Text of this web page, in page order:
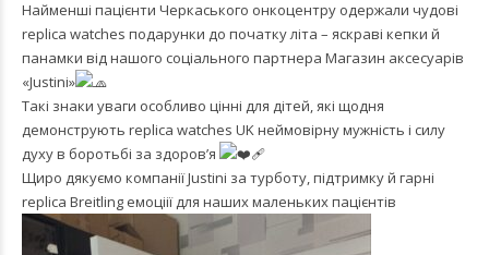
Найменші пацієнти Черкаського онкоцентру одержали чудові
replica watches подарунки до початку літа – яскраві кепки й
панамки від нашого соціального партнера Магазин аксесуарів
«Justini»
Такі знаки уваги особливо цінні для дітей, які щодня
демонструють replica watches UKнеймовірну мужність і силу
духу в боротьбі за здоров’я
Щиро дякуємо компанії Justini за турботу, підтримку й гарні
replica Breitling емоціії для наших маленьких пацієнтів